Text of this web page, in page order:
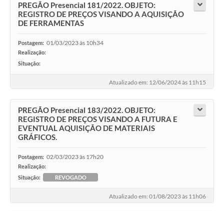
PREGÃO Presencial 181/2022. OBJETO:
REGISTRO DE PREÇOS VISANDO A AQUISIÇÃO
DE FERRAMENTAS
Postagem: 01/03/2023 às 10h34
Realização:
Situação:
Atualizado em: 12/06/2024 às 11h15
PREGÃO Presencial 183/2022. OBJETO:
REGISTRO DE PREÇOS VISANDO A FUTURA E
EVENTUAL AQUISIÇÃO DE MATERIAIS
GRÁFICOS.
Postagem: 02/03/2023 às 17h20
Realização:
Situação:
REVOGADO
Atualizado em: 01/08/2023 às 11h06